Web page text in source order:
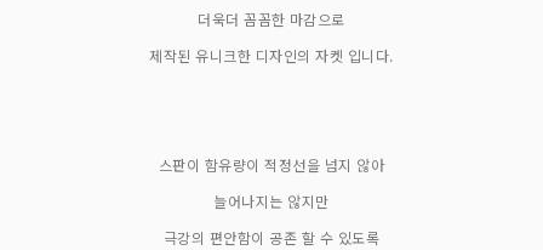
더욱더 꼼꼼한 마감으로
제작된 유니크한 디자인의 자켓 입니다.
스판이 함유량이 적정선을 넘지 않아
늘어나지는 않지만
극강의 편안함이 공존 할 수 있도록